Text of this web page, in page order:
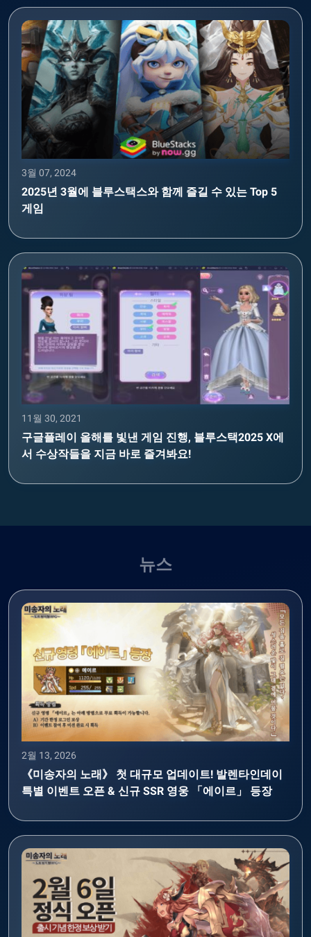
3월 07, 2024
2025년 3월에 블루스택스와 함께 즐길 수 있는 Top 5
게임
11월 30, 2021
구글플레이 올해를 빛낸 게임 진행, 블루스택2025 X에
서 수상작들을 지금 바로 즐겨봐요!
뉴스
2월 13, 2026
《미송자의 노래》 첫 대규모 업데이트! 발렌타인데이
특별 이벤트 오픈 & 신규 SSR 영웅 「에이르」 등장